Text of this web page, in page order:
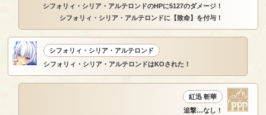
シフォリィ・シリア・アルテロンドのHPに5127のダメージ！
シフォリィ・シリア・アルテロンドに【致命】を付与！
シフォリィ・シリア・アルテロンド
シフォリィ・シリア・アルテロンドはKOされた！
紅迅 斬華
追撃…なし！